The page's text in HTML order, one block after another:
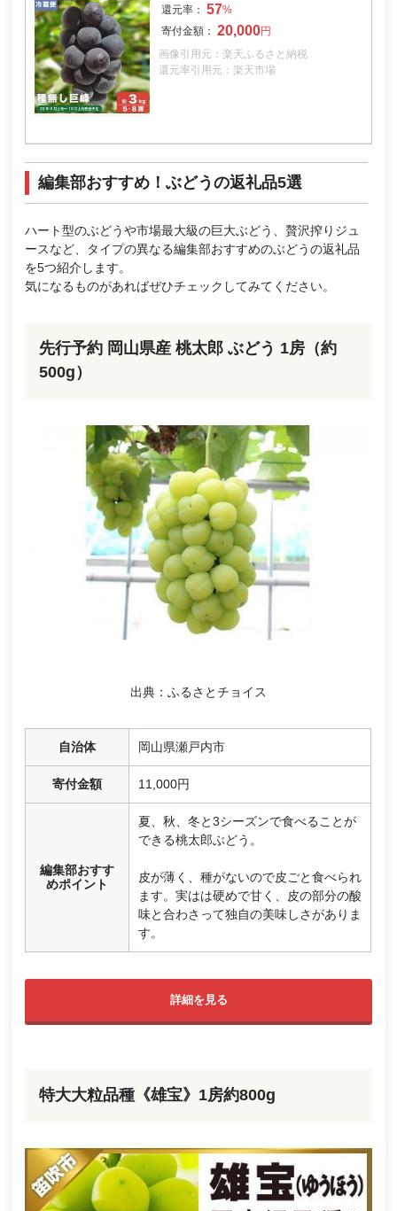
57
20,000
画像引用元：楽天ふるさと納税
還元率引用元：楽天市場
編集部おすすめ！ぶどうの返礼品5選
ハート型のぶどうや市場最大級の巨大ぶどう、贅沢搾りジュ
ースなど、タイプの異なる編集部おすすめのぶどうの返礼品
を5つ紹介します。
気になるものがあればぜひチェックしてみてください。
先行予約 岡山県産 桃太郎 ぶどう 1房（約
500g）
出典：ふるさとチョイス
自治体 岡山県瀬戸内市
寄付金額 11,000円
編集部おすす
めポイント
夏、秋、冬と3シーズンで食べることが
できる桃太郎ぶどう。
皮が薄く、種がないので皮ごと食べられ
ます。実はは硬めで甘く、皮の部分の酸
味と合わさって独自の美味しさがありま
す。
詳細を見る
特大大粒品種《雄宝》1房約800g